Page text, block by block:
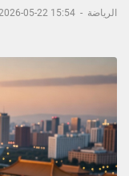
الرياضة -
15:54 22-05-2026